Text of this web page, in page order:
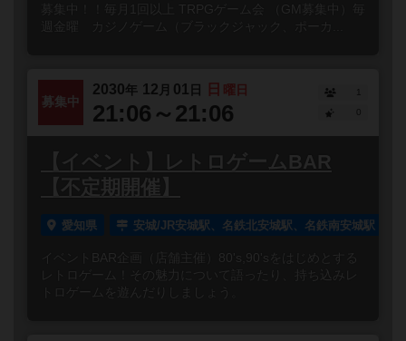
募集中！！毎月1回以上 TRPGゲーム会 （GM募集中）毎
週金曜 カジノゲーム（ブラックジャック、ポーカ...
募集中
2030年 12 月 01 日 日 曜日
21:06～21:06
1
【イベント】レトロゲームBAR
【不定期開催】
愛知県 安城/JR安城駅、名鉄北安城駅、名鉄南安城駅
イベントBAR企画（店舗主催）80's,90'sをはじめとする
レトロゲーム！その魅力について語ったり、持ち込みレ